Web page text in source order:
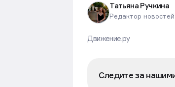
Татьяна Ручкина
Редактор новостей
Движение.ру
Следите за